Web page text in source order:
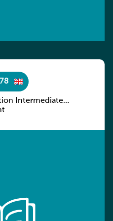
Intermediate
key